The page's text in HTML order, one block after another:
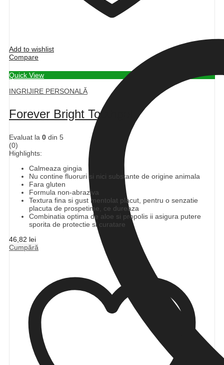
Add to wishlist
Compare
Quick View
INGRIJIRE PERSONALĂ
Forever Bright Toothgel
Evaluat la 0 din 5
(0)
Highlights:
Calmeaza gingia
Nu contine fluoruri si nici substante de origine animala
Fara gluten
Formula non-abraziva
Textura fina si gust mentolat placut, pentru o senzatie
placuta de prospetime, ce dureaza
Combinatia optima de aloe si propolis ii asigura putere
sporita de protectie si curatare
46,82 lei
Cumpără